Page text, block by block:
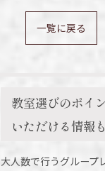
一覧に戻る
教室選びのポイ
いただける情報
大人数で行うグループ